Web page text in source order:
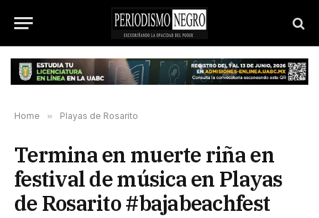
Home » Playas de Rosarito
Termina en muerte riña en
festival de música en Playas
de Rosarito #bajabeachfest